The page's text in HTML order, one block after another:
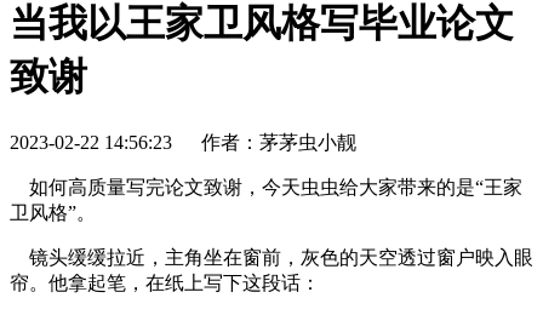
当我以王家卫风格写毕业论文
致谢
2023-02-22 14:56:23 作者：茅茅虫小靓
如何高质量写完论文致谢，今天虫虫给大家带来的是“王家
卫风格”。
镜头缓缓拉近，主角坐在窗前，灰色的天空透过窗户映入眼
帘。他拿起笔，在纸上写下这段话：